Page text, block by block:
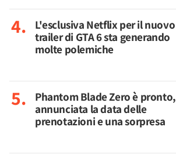
L'esclusiva Netflix per il nuovo
trailer di GTA 6 sta generando
molte polemiche
Phantom Blade Zero è pronto,
annunciata la data delle
prenotazioni e una sorpresa